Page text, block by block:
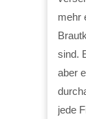
mehr
sind.
aber
jede